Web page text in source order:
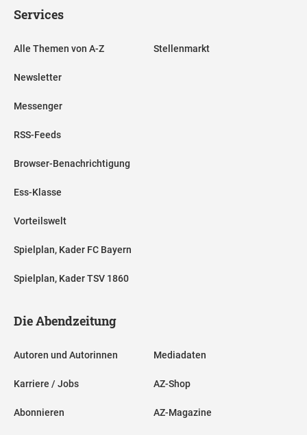
Services
Alle Themen von A-Z
Newsletter
Messenger
RSS-Feeds
Browser-Benachrichtigung
Ess-Klasse
Vorteilswelt
Spielplan, Kader FC Bayern
Spielplan, Kader TSV 1860
Stellenmarkt
Die Abendzeitung
Autoren und Autorinnen
Karriere / Jobs
Abonnieren
Mediadaten
AZ-Shop
AZ-Magazine